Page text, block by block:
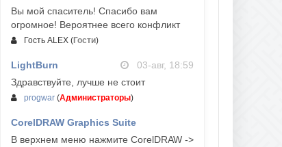
Вы мой спаситель! Спасибо вам
огромное! Вероятнее всего конфликт
Гость ALEX (Гости)
LightBurn
03-авг, 18:59
Здравствуйте, лучше не стоит
progwar (Администраторы)
CorelDRAW Graphics Suite
03-авг, 18:58
В верхнем меню нажмите CorelDRAW ->